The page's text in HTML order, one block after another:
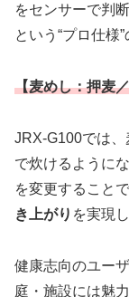
をセンサーで判
という“プロ仕様
【麦めし：押麦
JRX-G100では
で炊けるように
を変更することで
き上がり を実現
健康志向のユー
庭・施設には魅